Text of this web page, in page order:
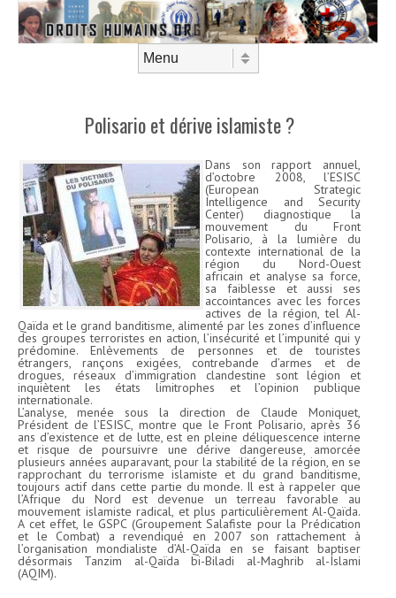
Polisario et dérive islamiste ?
Dans son rapport annuel,
d’octobre 2008, l’ESISC
(European Strategic
Intelligence and Security
Center) diagnostique la
mouvement du Front
Polisario, à la lumière du
contexte international de la
région du Nord-Ouest
africain et analyse sa force,
sa faiblesse et aussi ses
accointances avec les forces
actives de la région, tel Al-
Qaïda et le grand banditisme, alimenté par les zones d’influence
des groupes terroristes en action, l’insécurité et l’impunité qui y
prédomine. Enlèvements de personnes et de touristes
étrangers, rançons exigées, contrebande d’armes et de
drogues, réseaux d’immigration clandestine sont légion et
inquiètent les états limitrophes et l’opinion publique
internationale.
L’analyse, menée sous la direction de Claude Moniquet,
Président de l’ESISC, montre que le Front Polisario, après 36
ans d’existence et de lutte, est en pleine déliquescence interne
et risque de poursuivre une dérive dangereuse, amorcée
plusieurs années auparavant, pour la stabilité de la région, en se
rapprochant du terrorisme islamiste et du grand banditisme,
toujours actif dans cette partie du monde. Il est à rappeler que
l’Afrique du Nord est devenue un terreau favorable au
mouvement islamiste radical, et plus particulièrement Al-Qaïda.
A cet effet, le GSPC (Groupement Salafiste pour la Prédication
et le Combat) a revendiqué en 2007 son rattachement à
l’organisation mondialiste d’Al-Qaïda en se faisant baptiser
désormais Tanzim al-Qaïda bi-Biladi al-Maghrib al-Islami
(AQIM).